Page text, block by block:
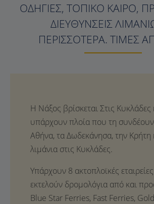
ΟΔΗΓΊΕΣ, ΤΟΠΙΚΌ ΚΑΙΡΌ,
ΔΙΕΥΘΎΝΣΕΙΣ
ΠΕΡΙΣΣΌΤΕΡΑ. ΤΙΜΈΣ
Η Νάξος βρίσκεται Στις Κυκλάδες
υπάρχουν πλοία που τη
Αθήνα, τα Δωδεκάνησα, την Κρήτη
λιμάνια στις Κυκλάδες.
Υπάρχουν 8 ακτοπλοϊκές
εκτελούν δρομολόγια από και
Blue Star Ferries, Fast Ferries,